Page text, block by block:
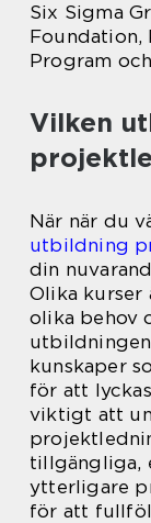
Six Sigma
Foundation,
Program
Vilken
När när du
utbildning
din
Olika
olika behov
kunskaper
för att
viktigt att
tillgängliga,
ytterligare
för att